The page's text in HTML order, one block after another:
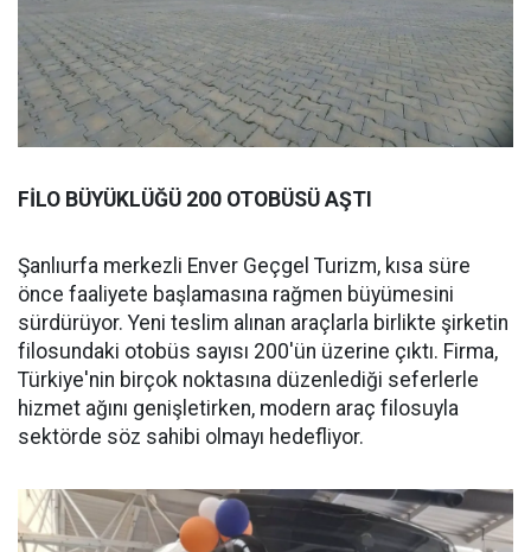
FİLO BÜYÜKLÜĞÜ 200 OTOBÜSÜ AŞTI
Şanlıurfa merkezli Enver Geçgel Turizm, kısa süre
önce faaliyete başlamasına rağmen büyümesini
sürdürüyor. Yeni teslim alınan araçlarla birlikte şirketin
filosundaki otobüs sayısı 200'ün üzerine çıktı. Firma,
Türkiye'nin birçok noktasına düzenlediği seferlerle
hizmet ağını genişletirken, modern araç filosuyla
sektörde söz sahibi olmayı hedefliyor.